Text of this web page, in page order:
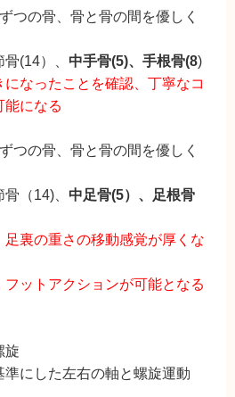
の骨、骨と骨の間を優しく
(14）、 中手骨(5)、手根骨(8)
なったことを確認、丁寧なコ
能になる
の骨、骨と骨の間を優しく
（14)、 中足骨(5）、足根骨
裏の重さの移動感覚が厚くな
ットアクションが可能となる
旋
にした左右の軸と螺旋運動